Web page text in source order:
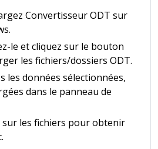
Convertisseur ODT sur
le et cliquez sur le bouton
les fichiers/dossiers ODT.
les données sélectionnées,
dans le panneau de
sur les fichiers pour obtenir